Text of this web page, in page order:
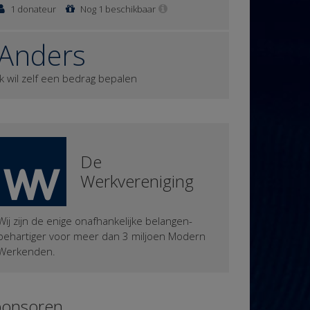
1 donateur Nog 1 beschikbaar
wil zelf een bedrag bepalen
De
Werkvereniging
zijn de enige onafhankelijke belangen-
voor meer dan 3 miljoen Modern